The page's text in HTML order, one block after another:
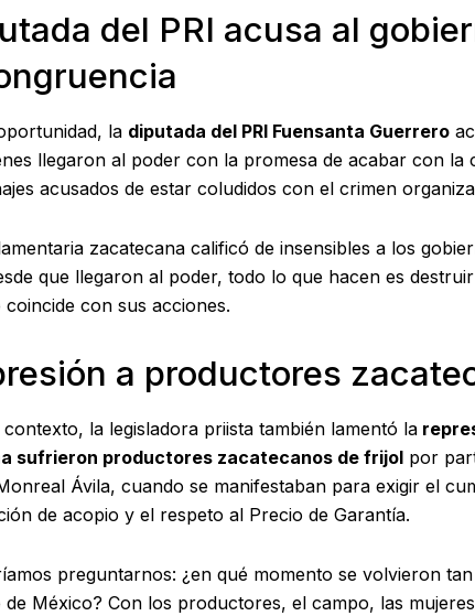
del PRI acusa al
la diputada del PRI Fuensanta Guerrero
llegaron al poder con la promesa de acabar con
acusados de estar coludidos con el crimen
zacatecana calificó de insensibles a los
que llegaron al poder, todo lo que hacen es
coincide con sus acciones.
a productores
contexto, la legisladora priista también lamentó la
sufrieron productores zacatecanos de frijol por
Ávila, cuando se manifestaban para exigir el
de acopio y el respeto al Precio de Garantía.
preguntarnos: ¿en qué momento se volvieron
de México? Con los productores, el campo, las